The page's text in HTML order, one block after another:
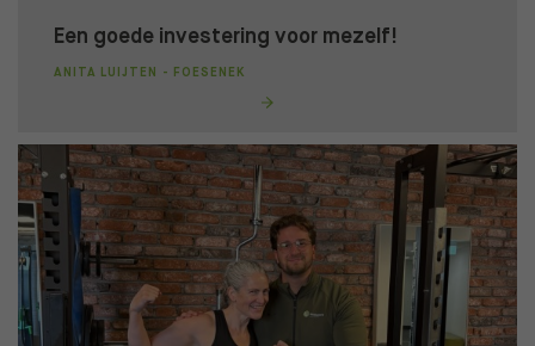
Een goede investering voor mezelf!
ANITA LUIJTEN - FOESENEK